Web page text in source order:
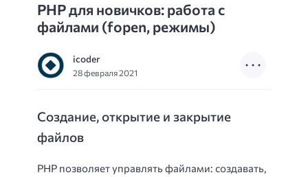
PHP для новичков: работа с
файлами (fopen, режимы)
icoder
28 февраля 2021
Создание, открытие и закрытие
файлов
PHP позволяет управлять файлами: создавать,